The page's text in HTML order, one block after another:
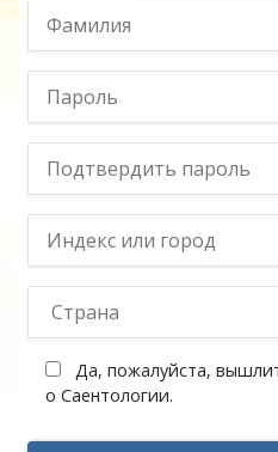
Да, пожалуйста,
о Саентологии.